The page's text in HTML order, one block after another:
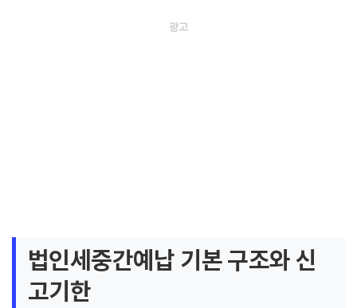
법인세중간예납 기본 구조와 신
고기한